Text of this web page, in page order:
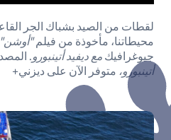
لقطات من الصيد بشباك الجر القاعية
محيطاتنا، مأخوذة من فيلم"أوشن"
جيوغرافيكمع ديفيد أتينبورو. المصدر:
أتينبورو،متوفر الآن على ديزني+